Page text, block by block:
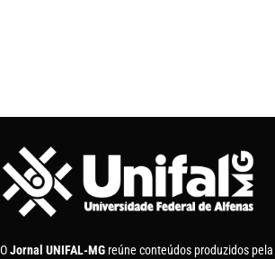
OJornal UNIFAL-MG reúne conteúdos produzidos